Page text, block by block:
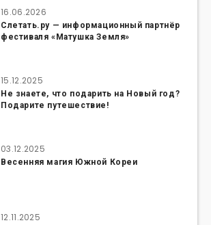
16.06.2026
Слетать.ру — информационный партнёр
фестиваля «Матушка Земля»
15.12.2025
Не знаете, что подарить на Новый год?
Подарите путешествие!
03.12.2025
Весенняя магия Южной Кореи
12.11.2025